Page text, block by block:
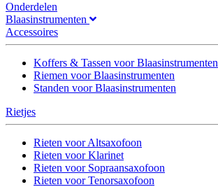
Onderdelen
Blaasinstrumenten
Accessoires
Koffers & Tassen voor Blaasinstrumenten
Riemen voor Blaasinstrumenten
Standen voor Blaasinstrumenten
Rietjes
Rieten voor Altsaxofoon
Rieten voor Klarinet
Rieten voor Sopraansaxofoon
Rieten voor Tenorsaxofoon